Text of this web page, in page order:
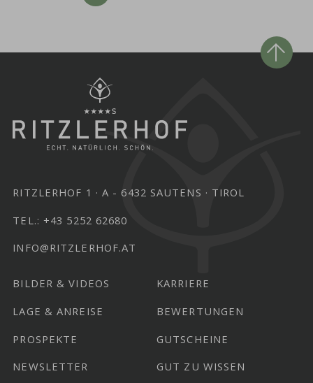
RITZLERHOF 1 A - 6432 SAUTENS
TIROL
TEL.: +43 5252 62680
INFO@RITZLERHOF.AT
BILDER & VIDEOS
KARRIERE
LAGE & ANREISE
BEWERTUNGEN
PROSPEKTE
GUTSCHEINE
NEWSLETTER
GUT ZU WISSEN